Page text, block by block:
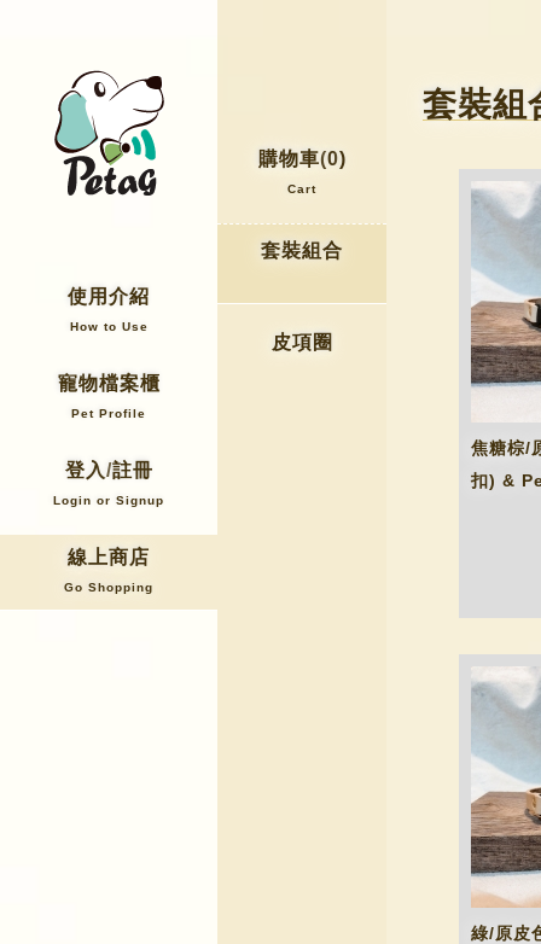
使用介紹
How to Use
寵物檔案櫃
Pet Profile
登入/註冊
Login or Signup
線上商店
Go Shopping
購物車(0)
Cart
套裝組合
皮項圈
套裝組
焦糖棕/
扣) &
綠/原皮